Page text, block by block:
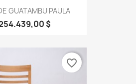
GUATAMBU PAULA
$
favorite_border